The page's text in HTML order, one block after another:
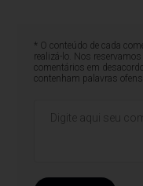
* O conteúdo de cada
realizá-lo. Nos
comentários em
contenham palavras